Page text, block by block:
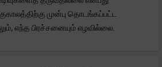
முன்பு தொடங்கப்பட்ட
எந்த பிரச்சனையும் எழவில்லை.